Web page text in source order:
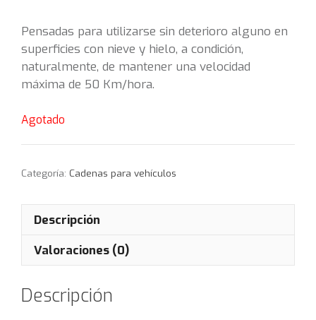
Pensadas para utilizarse sin deterioro alguno en
superficies con nieve y hielo, a condición,
naturalmente, de mantener una velocidad
máxima de 50 Km/hora.
Agotado
Categoría: Cadenas para vehículos
Descripción
Valoraciones (0)
Descripción